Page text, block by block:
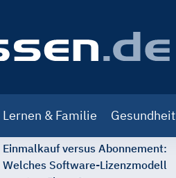
Lernen & Familie Gesundheit
Einmalkauf versus Abonnement:
Welches Software-Lizenzmodell